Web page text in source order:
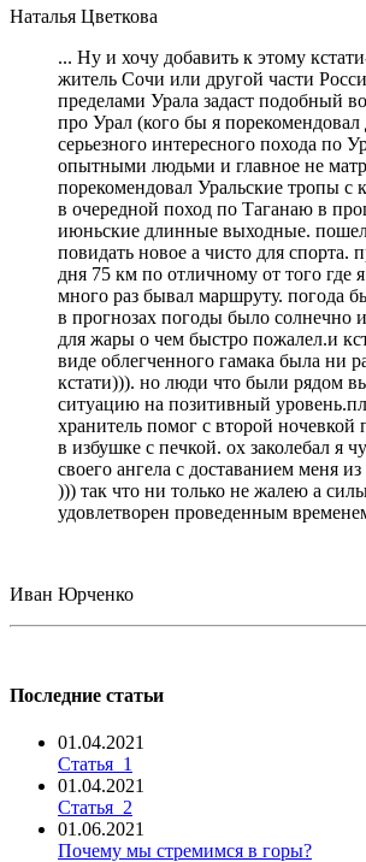
Наталья Цветкова
... Ну и хочу добавить к этому
житель Сочи или другой части
пределами Урала задаст подобный
про Урал (кого бы я порекомендовал
серьезного интересного похода по
опытными людьми и главное не
порекомендовал Уральские тропы с
в очередной поход по Таганаю в
июньские длинные выходные.
повидать новое а чисто для спорта.
дня 75 км по отличному от того где
много раз бывал маршруту. погода
в прогнозах погоды было солнечно
для жары о чем быстро пожалел.и
виде облегченного гамака была ни
кстати))). но люди что были рядом
ситуацию на позитивный
хранитель помог с второй ночевкой
в избушке с печкой. ох заколебал я
своего ангела с доставанием меня
))) так что ни только не жалею а
удовлетворен проведенным
Иван Юрченко
Последние статьи
01.04.2021
Статья_1
01.04.2021
Статья_2
01.06.2021
Почему мы стремимся в горы?